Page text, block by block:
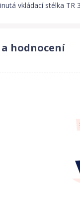
vkládací stélka
a hodnocení